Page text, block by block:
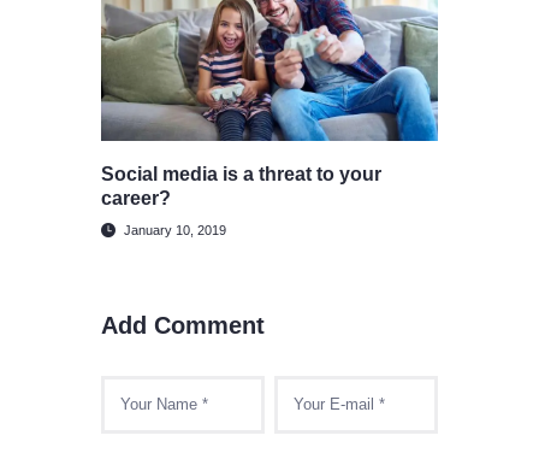
Social media is a threat to your
career?
January 10, 2019
Add Comment